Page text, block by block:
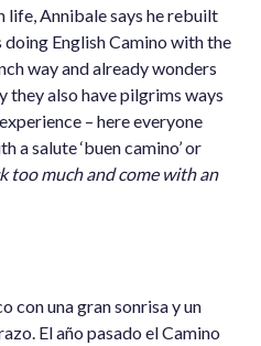
Annibale says he rebuilt
English Camino with the
way and already wonders
also have pilgrims ways
– here everyone
a salute ‘buen camino’ or
too much and come with an
con una gran sonrisa y un
El año pasado el Camino